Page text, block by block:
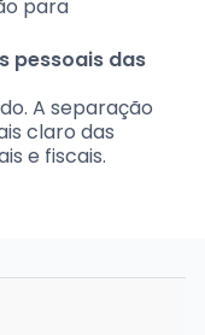
para
pessoais das
A separação
claro das
e fiscais.